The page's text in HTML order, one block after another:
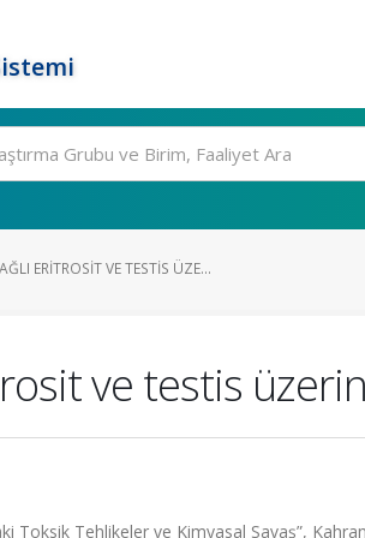
ERITROSIT VE TESTIS ÜZE...
ve testis
Toksik Tehlikeler ve Kimyasal Savaş”,